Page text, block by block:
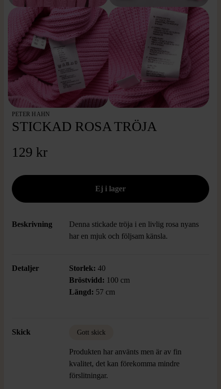
PETER HAHN
STICKAD ROSA TRÖJA
129 kr
Beskrivning
Denna stickade tröja i en livlig rosa nyans
har en mjuk och följsam känsla.
Detaljer Storlek: 40
Bröstvidd: 100 cm
Längd: 57 cm
Skick Gott skick
Produkten har använts men är av fin
kvalitet, det kan förekomma mindre
förslitningar.